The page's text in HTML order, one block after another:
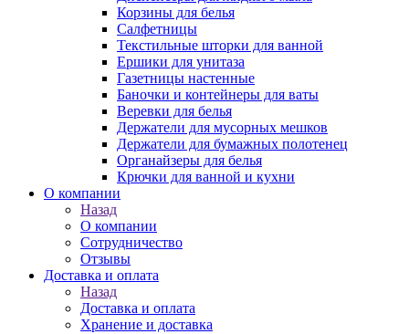
Корзины для белья
Салфетницы
Текстильные шторки для ванной
Ершики для унитаза
Газетницы настенные
Баночки и контейнеры для ваты
Веревки для белья
Держатели для мусорных мешков
Держатели для бумажных полотенец
Органайзеры для белья
Крючки для ванной и кухни
О компании
Назад
О компании
Сотрудничество
Отзывы
Доставка и оплата
Назад
Доставка и оплата
Хранение и доставка